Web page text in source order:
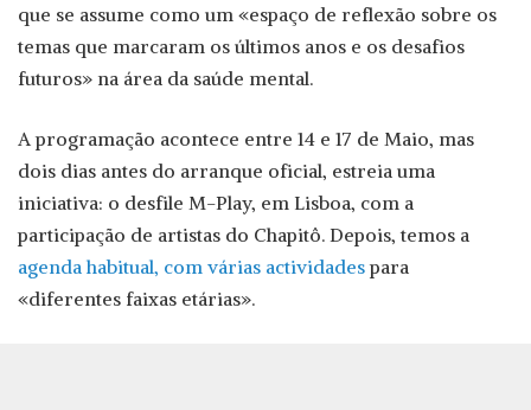
que se assume como um «espaço de reflexão sobre os
temas que marcaram os últimos anos e os desafios
futuros» na área da saúde mental.
A programação acontece entre 14 e 17 de Maio, mas
dois dias antes do arranque oficial, estreia uma
iniciativa: o desfile M-Play, em Lisboa, com a
participação de artistas do Chapitô. Depois, temos a
agenda habitual, com várias actividadespara
«diferentes faixas etárias».